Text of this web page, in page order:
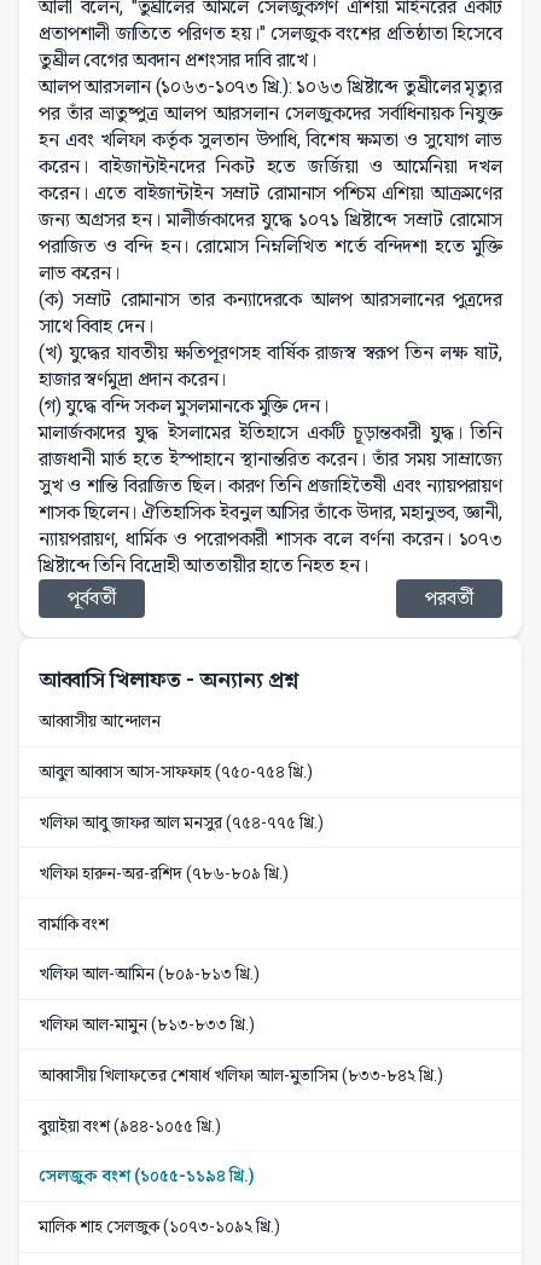
আলী বলেন, "তুঘ্রীলের আমলে সেলজুকগণ এশিয়া মাইনরের একটি
প্রতাপশালী জাতিতে পরিণত হয়।" সেলজুক বংশের প্রতিষ্ঠাতা হিসেবে
তুঘ্রীল বেগের অবদান প্রশংসার দাবি রাখে।
আলপ আরসলান (১০৬৩-১০৭৩ খ্রি.): ১০৬৩ খ্রিষ্টাব্দে তুঘ্রীলের মৃত্যুর
পর তাঁর ভ্রাতুষ্পুত্র আলপ আরসলান সেলজুকদের সর্বাধিনায়ক নিযুক্ত
হন এবং খলিফা কর্তৃক সুলতান উপাধি, বিশেষ ক্ষমতা ও সুযোগ লাভ
করেন। বাইজান্টাইনদের নিকট হতে জর্জিয়া ও আর্মেনিয়া দখল
করেন। এতে বাইজান্টাইন সম্রাট রোমানাস পশ্চিম এশিয়া আক্রমণের
জন্য অগ্রসর হন। মালীর্জকাদের যুদ্ধে ১০৭১ খ্রিষ্টাব্দে সম্রাট রোমোস
পরাজিত ও বন্দি হন। রোমোস নিম্নলিখিত শর্তে বন্দিদশা হতে মুক্তি
লাভ করেন।
(ক) সম্রাট রোমানাস তার কন্যাদেরকে আলপ আরসলানের পুত্রদের
সাথে বিবাহ দেন।
(খ) যুদ্ধের যাবতীয় ক্ষতিপূরণসহ বার্ষিক রাজস্ব স্বরূপ তিন লক্ষ ষাট,
হাজার স্বর্ণমুদ্রা প্রদান করেন।
(গ) যুদ্ধে বন্দি সকল মুসলমানকে মুক্তি দেন।
মালার্জকাদের যুদ্ধ ইসলামের ইতিহাসে একটি চূড়ান্তকারী যুদ্ধ। তিনি
রাজধানী মার্ত হতে ইস্পাহানে স্থানান্তরিত করেন। তাঁর সময় সাম্রাজ্যে
সুখ ও শান্তি বিরাজিত ছিল। কারণ তিনি প্রজাহিতৈষী এবং ন্যায়পরায়ণ
শাসক ছিলেন। ঐতিহাসিক ইবনুল আসির তাঁকে উদার, মহানুভব, জ্ঞানী,
ন্যায়পরায়ণ, ধার্মিক ও পরোপকারী শাসক বলে বর্ণনা করেন। ১০৭৩
খ্রিষ্টাব্দে তিনি বিদ্রোহী আততায়ীর হাতে নিহত হন।
পূর্ববর্তী
পরবর্তী
আব্বাসি খিলাফত - অন্যান্য প্রশ্ন
আব্বাসীয় আন্দোলন
আবুল আব্বাস আস-সাফফাহ (৭৫০-৭৫৪ খ্রি.)
খলিফা আবু জাফর আল মনসুর (৭৫৪-৭৭৫ খ্রি.)
খলিফা হারুন-অর-রশিদ (৭৮৬-৮০৯ খ্রি.)
বার্মাকি বংশ
খলিফা আল-আমিন (৮০৯-৮১৩ খ্রি.)
খলিফা আল-মামুন (৮১৩-৮৩৩ খ্রি.)
আব্বাসীয় খিলাফতের শেষার্ধ খলিফা আল-মুতাসিম (৮৩৩-৮৪২ খ্রি.)
বুয়াইয়া বংশ (৯৪৪-১০৫৫ খ্রি.)
সেলজুক বংশ (১০৫৫-১১৯৪ খ্রি.)
মালিক শাহ সেলজুক (১০৭৩-১০৯২ খ্রি.)